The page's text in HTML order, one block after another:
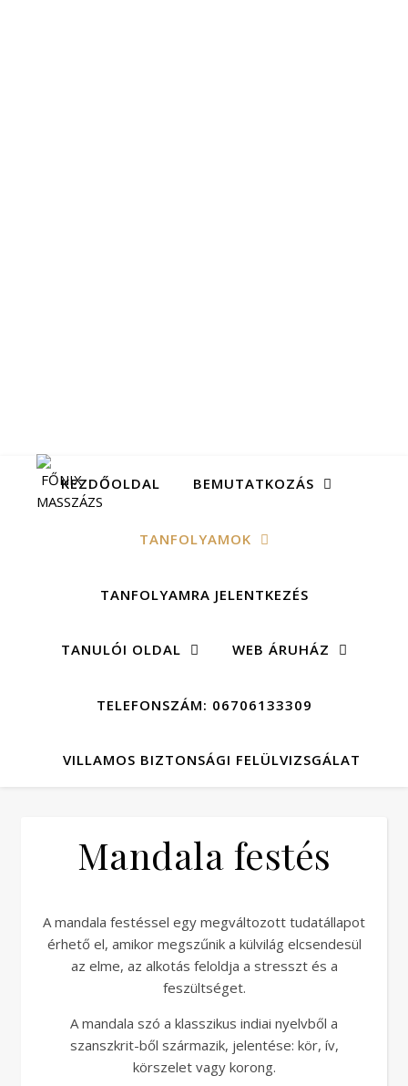
KEZDŐOLDAL BEMUTATKOZÁS
TANFOLYAMOK
TANFOLYAMRA JELENTKEZÉS
TANULÓI OLDAL WEB ÁRUHÁZ
TELEFONSZÁM: 06706133309
VILLAMOS BIZTONSÁGI FELÜLVIZSGÁLAT
Mandala festés
A mandala festéssel egy megváltozott tudatállapot
érhető el, amikor megszűnik a külvilág elcsendesül
az elme, az alkotás feloldja a stresszt és a
feszültséget.
A mandala szó a klasszikus indiai nyelvből a
szanszkrit-ből származik, jelentése: kör, ív,
körszelet vagy korong.